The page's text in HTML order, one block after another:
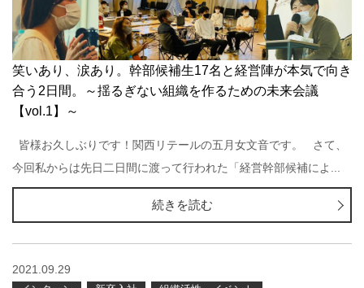
笑いあり、涙あり。幹部候補生17名と経営陣が本気で向き
合う2日間。～揺るぎない組織を作るための未来会議
【vol.1】～
皆様お久しぶりです！関西リテールの五月女文音です。 さて、
今回私からは先日二日間に渡って行われた「経営幹部候補によ...
続きを読む
2021.09.29